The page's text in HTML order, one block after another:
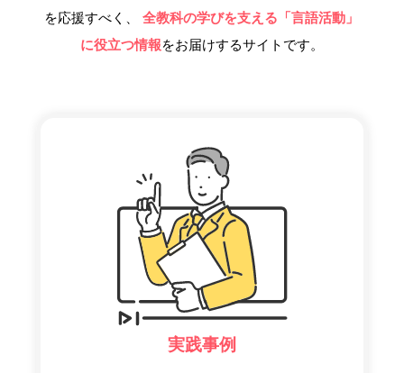
を応援すべく、
全教科の学びを支える「言語活動」
に役立つ情報をお届けするサイトです。
実践事例